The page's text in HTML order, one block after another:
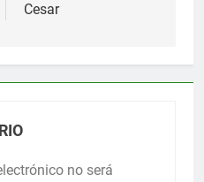
Cesar
no será